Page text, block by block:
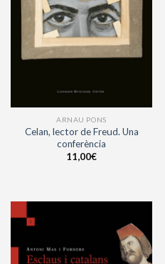
ARNAU PONS
Celan, lector de Freud. Una
conferència
11,00€